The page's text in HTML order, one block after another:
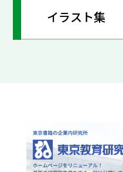
イラスト集